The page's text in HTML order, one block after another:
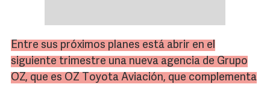
Entre sus próximos planes está abrir en el
siguiente trimestre una nueva agencia de Grupo
OZ, que es OZ Toyota Aviación, que complementa